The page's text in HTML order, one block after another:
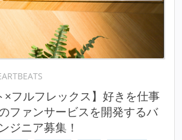
×フルフレックス】好きを仕事
ファンサービスを開発するバ
ジニア募集！